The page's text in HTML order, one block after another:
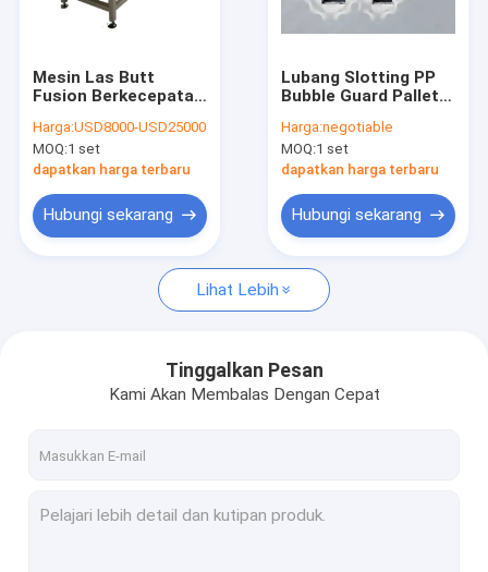
Tentang kami
Permintaan Penawaran
Papan Honeycomb PP
Kotak Lengan Pallet
Mesin Tepi Tepi
Mesin Pembuat Lengan
Mesin Las Butt
Fusion Berkecepatan
Papan Plastik
Harga:USD8000-USD25000
MOQ:1 set
dapatkan harga terbaru
Hubungi sekarang
Lubang Slotting PP
Bubble Guard Pallet
Harga:negotiable
MOQ:1 set
dapatkan harga terbaru
Hubungi sekarang
Lihat Lebih
Tinggalkan Pesan
Kami Akan Membalas Dengan Cepat